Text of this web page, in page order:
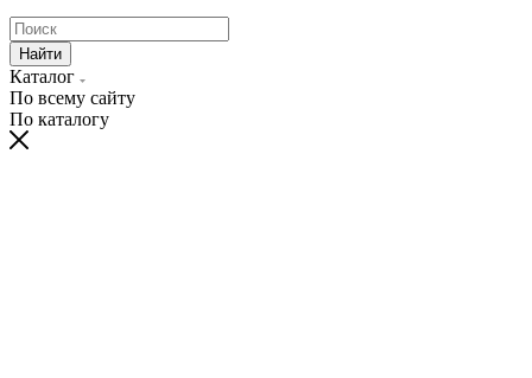
Найти
Каталог
По всему сайту
По каталогу